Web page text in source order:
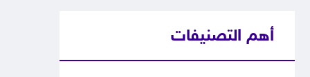
أهم التصنيفات